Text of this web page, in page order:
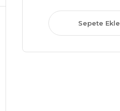
Sepete Ekle